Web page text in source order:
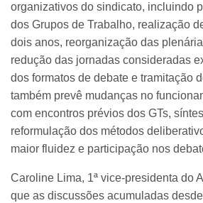
organizativos do sindicato, incluindo
dos Grupos de Trabalho, realização
dois anos, reorganização das
redução das jornadas consideradas
dos formatos de debate e tramitação
também prevê mudanças no
com encontros prévios dos GTs,
reformulação dos métodos
maior fluidez e participação nos
Caroline Lima, 1ª vice-presidenta do
que as discussões acumuladas